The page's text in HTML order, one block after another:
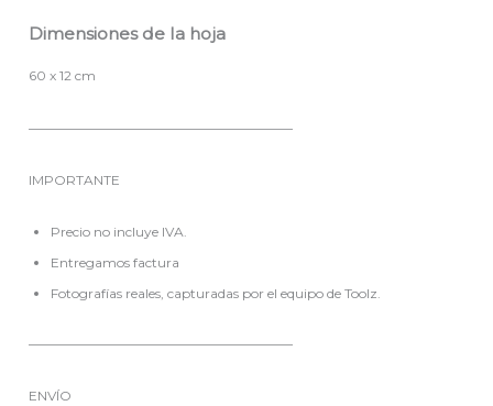
Dimensiones de la hoja
60 x 12 cm
————————————————————
IMPORTANTE
Precio no incluye IVA.
Entregamos factura
Fotografías reales, capturadas por el equipo de Toolz.
————————————————————
ENVÍO